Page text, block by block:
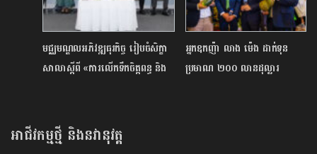
មជ្ឈមណ្ឌលអភិវឌ្ឍធុរកិច្ច រៀបចំសិក្ខា
សាលាស្ដីពី «ការលើកទឹកចិត្តពន្ធ និង
អ្នកឧកញ៉ា លាង ម៉េង ដាក់ទុន
ប្រមាណ ២០០ លានដុល្លារ
អាជីវកម្មថ្មី និងនវានុវត្ត